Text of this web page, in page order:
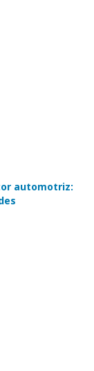
automotriz: